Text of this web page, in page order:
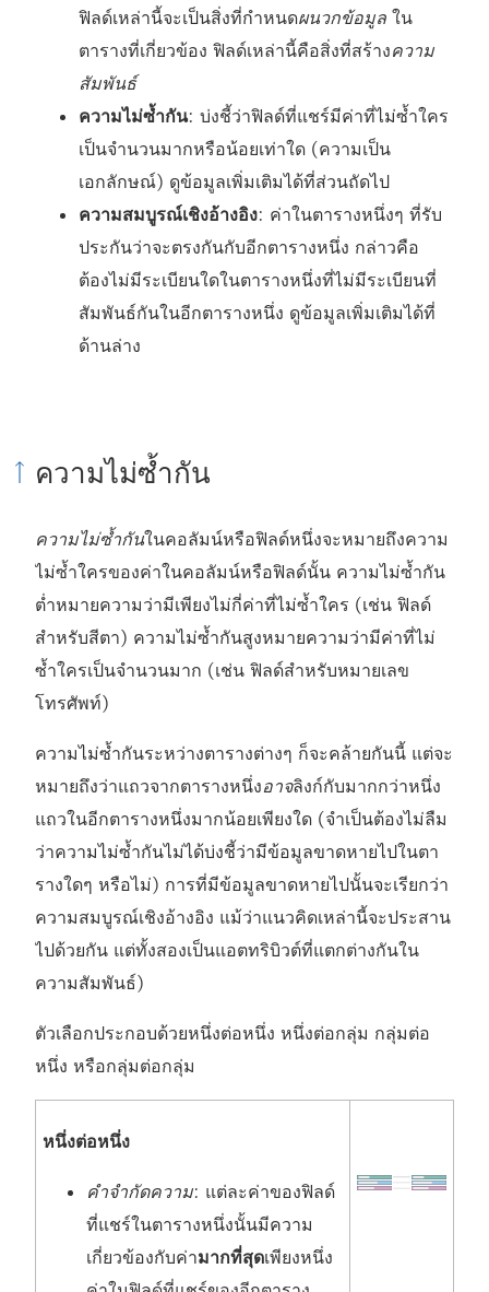
ฟิลด์เหล่านี้จะเป็นสิ่งที่กำหนดผนวกข้อมูล ใน
ตารางที่เกี่ยวข้อง ฟิลด์เหล่านี้คือสิ่งที่สร้างความ
สัมพันธ์
ความไม่ซ้ำกัน: บ่งชี้ว่าฟิลด์ที่แชร์มีค่าที่ไม่ซ้ำใคร
เป็นจำนวนมากหรือน้อยเท่าใด (ความเป็น
เอกลักษณ์) ดูข้อมูลเพิ่มเติมได้ที่ส่วนถัดไป
ความสมบูรณ์เชิงอ้างอิง: ค่าในตารางหนึ่งๆ ที่รับ
ประกันว่าจะตรงกันกับอีกตารางหนึ่ง กล่าวคือ
ต้องไม่มีระเบียนใดในตารางหนึ่งที่ไม่มีระเบียนที่
สัมพันธ์กันในอีกตารางหนึ่ง ดูข้อมูลเพิ่มเติมได้ที่
ด้านล่าง
ความไม่ซ้ำกัน
ความไม่ซ้ำกันในคอลัมน์หรือฟิลด์หนึ่งจะหมายถึงความ
ไม่ซ้ำใครของค่าในคอลัมน์หรือฟิลด์นั้น ความไม่ซ้ำกัน
ต่ำหมายความว่ามีเพียงไม่กี่ค่าที่ไม่ซ้ำใคร (เช่น ฟิลด์
สำหรับสีตา) ความไม่ซ้ำกันสูงหมายความว่ามีค่าที่ไม่
ซ้ำใครเป็นจำนวนมาก (เช่น ฟิลด์สำหรับหมายเลข
โทรศัพท์)
ความไม่ซ้ำกันระหว่างตารางต่างๆ ก็จะคล้ายกันนี้ แต่จะ
หมายถึงว่าแถวจากตารางหนึ่งอาจลิงก์กับมากกว่าหนึ่ง
แถวในอีกตารางหนึ่งมากน้อยเพียงใด (จำเป็นต้องไม่ลืม
ว่าความไม่ซ้ำกันไม่ได้บ่งชี้ว่ามีข้อมูลขาดหายไปในตา
รางใดๆ หรือไม่) การที่มีข้อมูลขาดหายไปนั้นจะเรียกว่า
ความสมบูรณ์เชิงอ้างอิง แม้ว่าแนวคิดเหล่านี้จะประสาน
ไปด้วยกัน แต่ทั้งสองเป็นแอตทริบิวต์ที่แตกต่างกันใน
ความสัมพันธ์)
ตัวเลือกประกอบด้วยหนึ่งต่อหนึ่ง หนึ่งต่อกลุ่ม กลุ่มต่อ
หนึ่ง หรือกลุ่มต่อกลุ่ม
หนึ่งต่อหนึ่ง
คำจำกัดความ: แต่ละค่าของฟิลด์
ที่แชร์ในตารางหนึ่งนั้นมีความ
เกี่ยวข้องกับค่ามากที่สุดเพียงหนึ่ง